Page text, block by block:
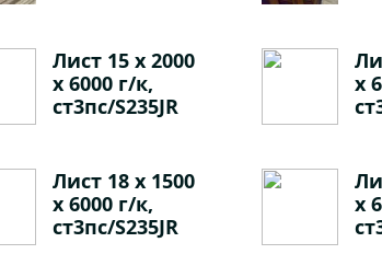
Лист 15 х 2000
х 6000 г/к,
ст3пс/S235JR
х
Лист 18 х 1500
х 6000 г/к,
ст3пс/S235JR
х